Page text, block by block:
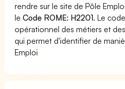
rendre sur le site de Pôle
leCode ROME: H2201. Le
opérationnel des métiers et
qui permet d'identifier de
Emploi